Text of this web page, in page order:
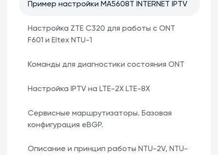
Пример настройки MA5608T INTERNET IPTV
Настройка ZTE C320 для работы с ONT
F601 и Eltex NTU-1
Команды для диагностики состояния ONT
Настройка IPTV на LTE-2X LTE-8X
Сервисные маршрутизаторы. Базовая
конфигурация eBGP.
Описание и принцип работы NTU-2V, NTU-